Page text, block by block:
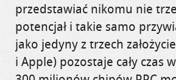
przedstawiać nikomu nie
potencjał i takie samo
jako jedyny z trzech
i Apple) pozostaje cały czas